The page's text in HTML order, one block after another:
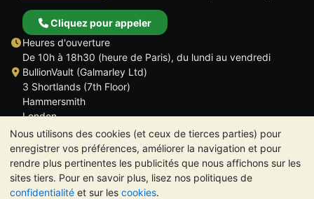
Nous utilisons des cookies (et ceux de tierces parties) pour
enregistrer vos préférences, améliorer la navigation et pour
rendre plus pertinentes les publicités que nous affichons sur les
sites tiers. Pour en savoir plus, lisez nos politiques de
confidentialité et sur les cookies.
Cliquez pour appeler
Heures d'ouverture
De 10h à 18h30 (heure de Paris), du lundi au vendredi
BullionVault (Galmarley Ltd)
3 Shortlands (7th Floor)
Hammersmith
London
W6 8DA
ROYAUME UNI